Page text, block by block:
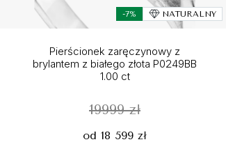
-7% NATURALNY
Pierścionek zaręczynowy z
brylantem z białego złota P0249BB
1.00 ct
19999 zł
od 18 599 zł